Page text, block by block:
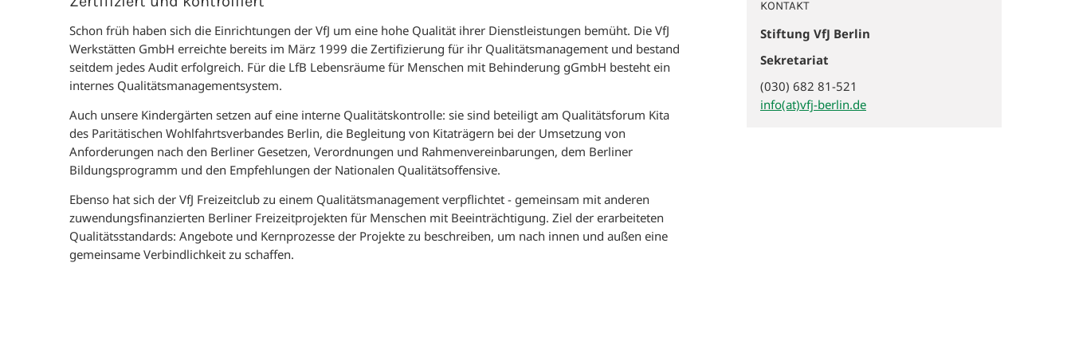
Schon früh haben sich die Einrichtungen der VfJ um eine hohe Qualität ihrer Dienstleistungen bemüht. Die VfJ
Werkstätten GmbH erreichte bereits im März 1999 die Zertifizierung für ihr Qualitätsmanagement und bestand
seitdem jedes Audit erfolgreich. Für die LfB Lebensräume für Menschen mit Behinderung gGmbH besteht ein
internes Qualitätsmanagementsystem.
Auch unsere Kindergärten setzen auf eine interne Qualitätskontrolle: sie sind beteiligt am Qualitätsforum Kita
des Paritätischen Wohlfahrtsverbandes Berlin, die Begleitung von Kitaträgern bei der Umsetzung von
Anforderungen nach den Berliner Gesetzen, Verordnungen und Rahmenvereinbarungen, dem Berliner
Bildungsprogramm und den Empfehlungen der Nationalen Qualitätsoffensive.
Ebenso hat sich der VfJ Freizeitclub zu einem Qualitätsmanagement verpflichtet - gemeinsam mit anderen
zuwendungsfinanzierten Berliner Freizeitprojekten für Menschen mit Beeinträchtigung. Ziel der erarbeiteten
Qualitätsstandards: Angebote und Kernprozesse der Projekte zu beschreiben, um nach innen und außen eine
gemeinsame Verbindlichkeit zu schaffen.
KONTAKT
Stiftung VfJ Berlin
Sekretariat
(030) 682 81-521
info(at)vfj-berlin.de